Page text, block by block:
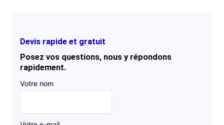
Devis rapide et gratuit
Posez vos questions, nous y répondons
rapidement.
Votre nom